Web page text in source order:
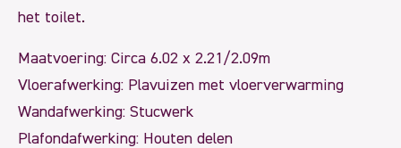
het toilet.
Maatvoering: Circa 6.02 x 2.21/2.09m
Vloerafwerking: Plavuizen met vloerverwarming
Wandafwerking: Stucwerk
Plafondafwerking: Houten delen